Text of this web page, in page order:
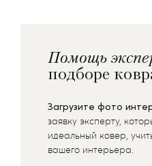
Помощь
подборе
Загрузите фото
заявку эксперту,
идеальный ковер,
вашего интерьера.